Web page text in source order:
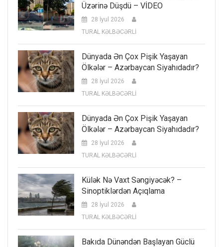
Üzərinə Düşdü – VİDEO
28 İyul 2026
TURAL KƏLBƏCƏRLİ
Dünyada Ən Çox Pişik Yaşayan
Ölkələr – Azərbaycan Siyahıdadır?
28 İyul 2026
TURAL KƏLBƏCƏRLİ
Dünyada Ən Çox Pişik Yaşayan
Ölkələr – Azərbaycan Siyahıdadır?
28 İyul 2026
TURAL KƏLBƏCƏRLİ
Külək Nə Vaxt Səngiyəcək? –
Sinoptiklərdən Açıqlama
28 İyul 2026
TURAL KƏLBƏCƏRLİ
Bakıda Dünəndən Başlayan Güclü